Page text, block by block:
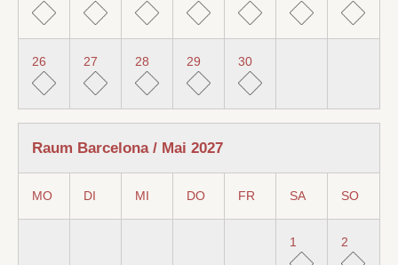
26 27 28 29 30
Raum Barcelona / Mai 2027
MO DI MI DO FR SA SO
1 2